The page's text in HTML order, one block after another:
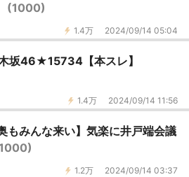
(1000)
1.4万 2024/09/14 05:04
坂46★15734【本スレ】
1.4万 2024/09/14 11:56
もみんな来い】気楽に井戸端会議
1.2万 2024/09/14 03:37